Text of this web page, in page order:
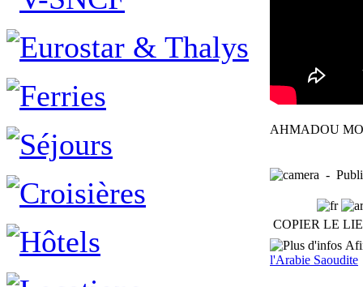
AHMADOU
-
COPIER LE
l'Arabie Saoudite